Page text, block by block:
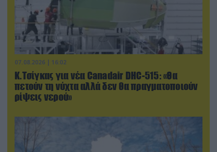
07.08.2026 | 16:02
Κ.Τσίγκας για νέα Canadair DHC-515: «Θα
πετούν τη νύχτα αλλά δεν θα πραγματοποιούν
ρίψεις νερού»